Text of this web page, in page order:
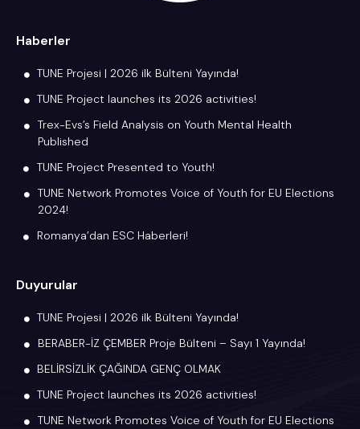
Haberler
TUNE Projesi | 2026 ilk Bülteni Yayında!
TUNE Project launches its 2026 activities!
Trex-Evs’s Field Analysis on Youth Mental Health
Published
TUNE Project Presented to Youth!
TUNE Network Promotes Voice of Youth for EU Elections
2024!
Romanya’dan ESC Haberleri!
Duyurular
TUNE Projesi | 2026 ilk Bülteni Yayında!
BERABER-İZ ÇEMBER Proje Bülteni – Sayı 1 Yayında!
BELİRSİZLİK ÇAĞINDA GENÇ OLMAK
TUNE Project launches its 2026 activities!
TUNE Network Promotes Voice of Youth for EU Elections